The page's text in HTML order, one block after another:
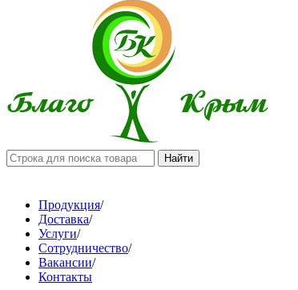
Продукция/
Доставка/
Услуги/
Сотрудничество/
Вакансии/
Контакты